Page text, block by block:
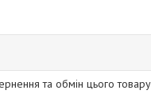
та обмін цього